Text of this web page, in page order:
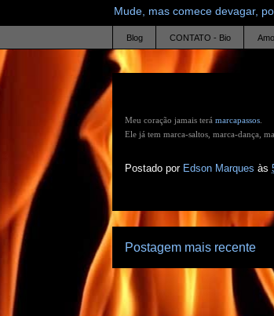
Mude, mas comece devagar,
Blog CONTATO - Bio
Meu coração jamais terá marcapassos
Ele já tem marca-saltos, marca-dança,
Postado por Edson Marques às
Postagem mais recente